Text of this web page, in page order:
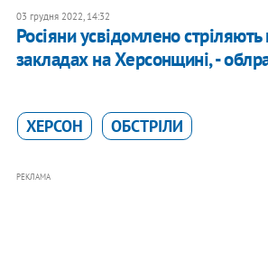
03 грудня 2022, 14:32
Росіяни усвідомлено
закладах на Херсонщині, -
ХЕРСОН ОБСТРІЛИ
РЕКЛАМА